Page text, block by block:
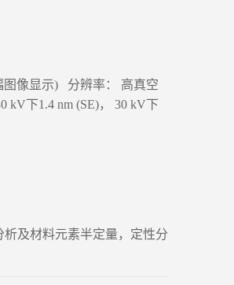
图像显示) 分辨率： 高真空
kV下1.4 nm (SE)， 30 kV下
及材料元素半定量，定性分